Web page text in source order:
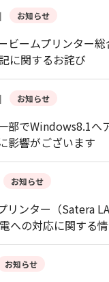
お知らせ
ビームプリンター
に関するお詫び
お知らせ
部でWindows8.1へ
影響がございます
お知らせ
リンター（Satera
への対応に関する
お知らせ